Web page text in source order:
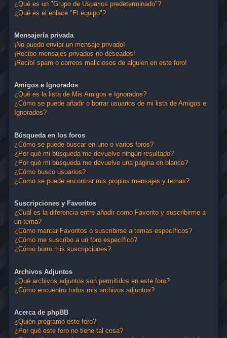
¿Qué es un "Grupo de Usuarios predeterminado"?
¿Qué es el enlace "El equipo"?
Mensajería privada
¡No puedo enviar un mensaje privado!
¡Recibo mensajes privados no deseados!
¡Recibí spam o correos maliciosos de alguien en este foro!
Amigos e Ignorados
¿Qué es la lista de Mis Amigos e Ignorados?
¿Cómo se puede añadir o borrar usuarios de mi lista de Amigos e
Ignorados?
Búsqueda en los foros
¿Cómo se puede buscar en uno o varios foros?
¿Por qué mi búsqueda me devuelve ningún resultado?
¿Por qué mi búsqueda me devuelve una página en blanco?
¿Cómo busco usuarios?
¿Como se puede encontrar mis propios mensajes y temas?
Suscripciones y Favoritos
¿Cuál es la diferencia entre añadir como Favorito y suscribirme a
un tema?
¿Cómo marcar Favoritos o suscribirse a temas específicos?
¿Cómo me suscribo a un foro específico?
¿Cómo borro mis suscripciones?
Archivos Adjuntos
¿Qué archivos adjuntos son permitidos en este foro?
¿Cómo encuentro todos mis archivos adjuntos?
Acerca de phpBB
¿Quién programó este foro?
¿Por qué este foro no tiene tal cosa?